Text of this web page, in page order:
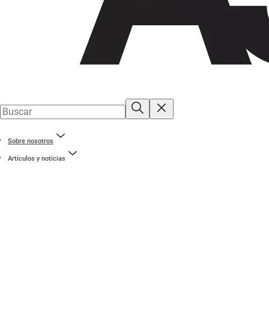
Sobre nosotros
Artículos y noticias